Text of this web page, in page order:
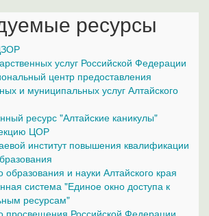
ресурсы
услуг Российской Федерации
центр предоставления
и муниципальных услуг Алтайского
ресурс "Алтайские каникулы"
ЦОР
институт повышения квалификации
образования и науки Алтайского края
система "Единое окно доступа к
ресурсам"